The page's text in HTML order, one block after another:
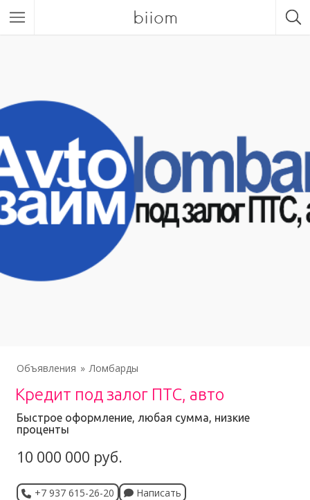
biiom
Объявления Ломбарды
Кредит под залог ПТС, авто
Быстрое оформление, любая сумма, низкие
проценты
10 000 000 руб.
+7 937 615-26-20 Написать